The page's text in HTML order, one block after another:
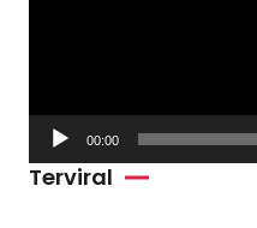
d
00:00
Terviral